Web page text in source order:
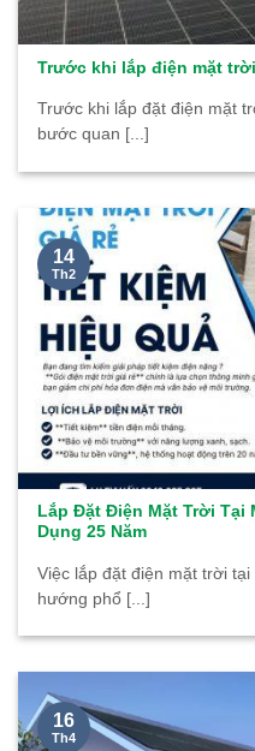
Trước khi lắp điện mặt
Trước khi lắp đặt điện mặt
bước quan [...]
Lắp Đặt Điện Mặt Trời Tại
Dụng 25 Năm
Việc lắp đặt điện mặt trời
hướng phổ [...]
14
Th2
16
Th4